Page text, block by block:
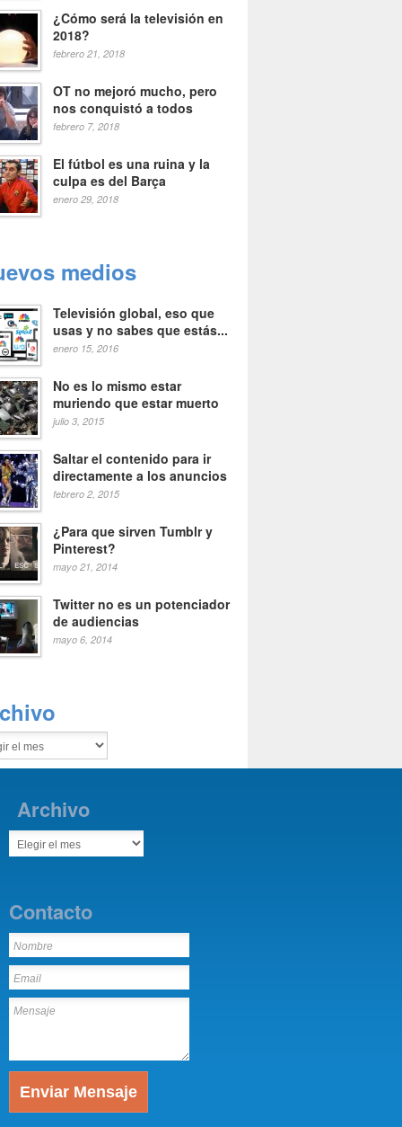
¿Cómo será la televisión en
2018?
febrero 21, 2018
OT no mejoró mucho, pero
nos conquistó a todos
febrero 7, 2018
El fútbol es una ruina y la
culpa es del Barça
enero 29, 2018
medios
Televisión global, eso que
usas y no sabes que estás...
enero 15, 2016
No es lo mismo estar
muriendo que estar muerto
julio 3, 2015
Saltar el contenido para ir
directamente a los anuncios
febrero 2, 2015
¿Para que sirven Tumblr y
Pinterest?
mayo 21, 2014
Twitter no es un potenciador
de audiencias
mayo 6, 2014
Archivo
Contacto